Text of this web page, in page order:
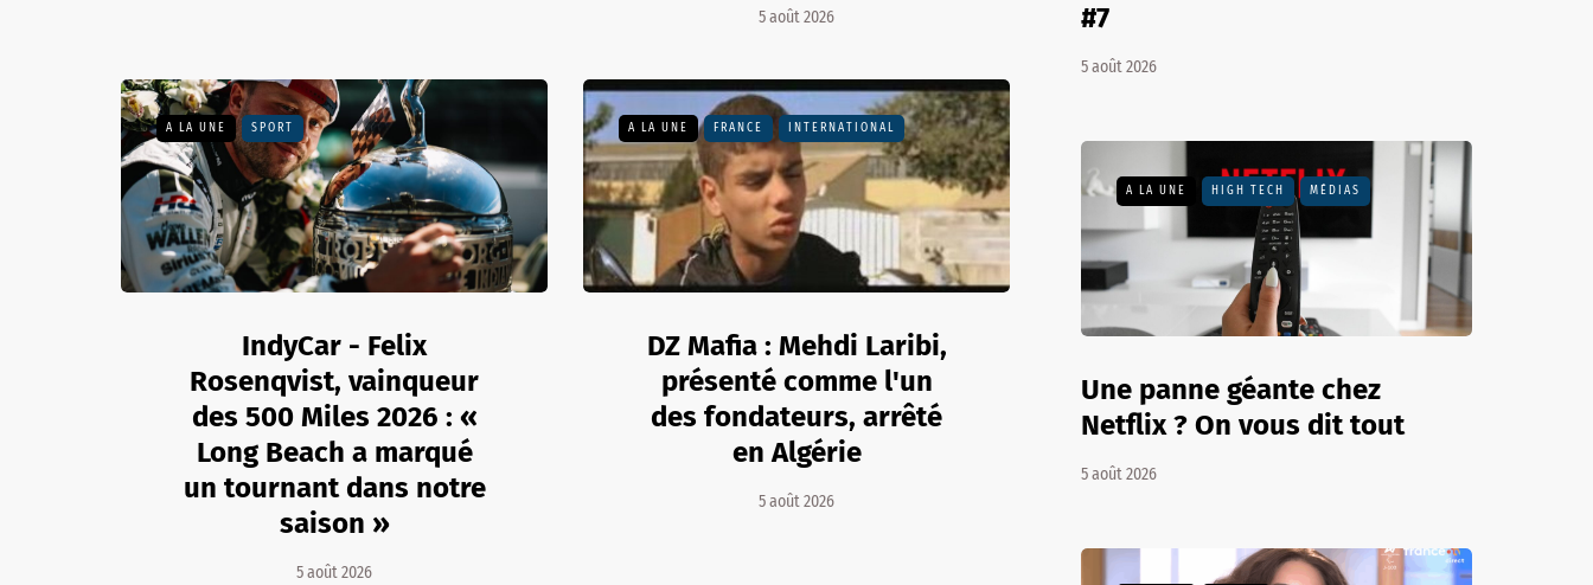
5 août 2026
A LA UNE SPORT
IndyCar - Felix
Rosenqvist, vainqueur
des 500 Miles 2026 : «
Long Beach a marqué
un tournant dans notre
saison »
5 août 2026
A LA UNE FRANCE INTERNATIONAL
DZ Mafia : Mehdi Laribi,
présenté comme l'un
des fondateurs, arrêté
en Algérie
5 août 2026
#7
5 août 2026
A LA UNE HIGH TECH MÉDIAS
Une panne géante chez
Netflix ? On vous dit tout
5 août 2026